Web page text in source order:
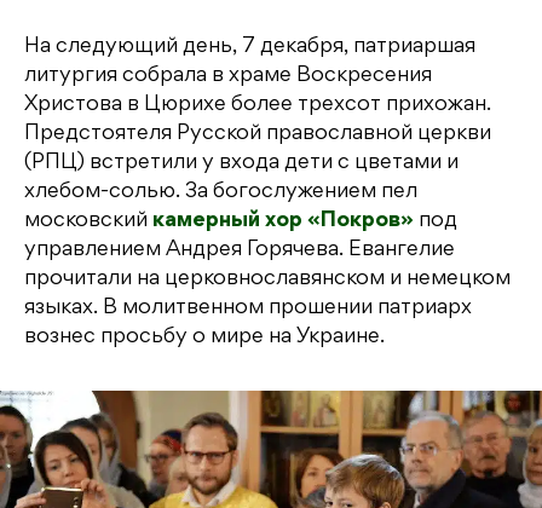
На следующий день, 7 декабря, патриаршая
литургия собрала в храме Воскресения
Христова в Цюрихе более трехсот прихожан.
Предстоятеля Русской православной церкви
(РПЦ) встретили у входа дети с цветами и
хлебом-солью. За богослужением пел
московский камерный хор «Покров» под
управлением Андрея Горячева. Евангелие
прочитали на церковнославянском и немецком
языках. В молитвенном прошении патриарх
вознес просьбу о мире на Украине.